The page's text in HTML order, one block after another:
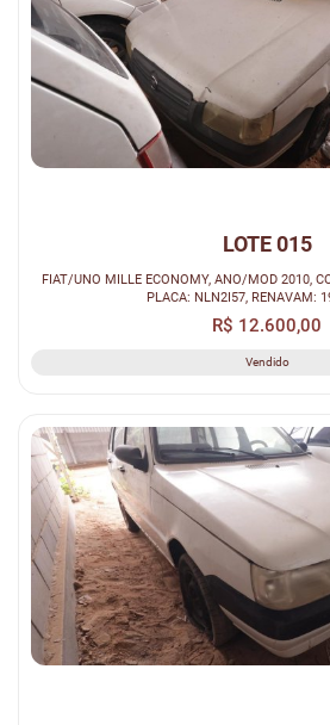
LOTE 015
FIAT/UNO MILLE ECONOMY, ANO/MOD 2010, COR BRANCA AALCO/GASOL,
PLACA: NLN2I57, RENAVAM:
R$ 12.600,00
Vendido